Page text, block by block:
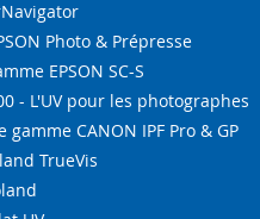
Photo & Prépresse
EPSON SC-S
- L'UV pour les photographes
CANON IPF Pro & GP
TrueVis